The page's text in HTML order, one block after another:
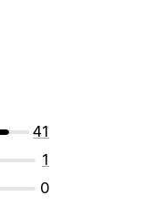
41
1
0